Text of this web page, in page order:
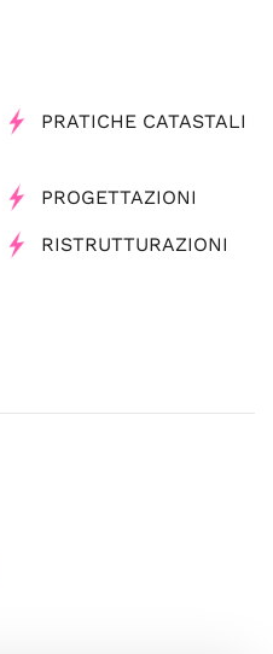
PRATICHE CATASTALI
PROGETTAZIONI
RISTRUTTURAZIONI